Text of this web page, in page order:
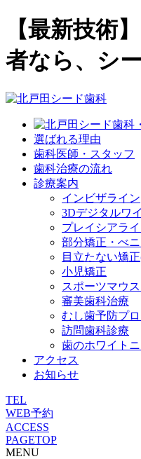
【最新技術
者なら、シ
選ばれる理由
歯科医師・スタッフ
歯科治療の流れ
診療案内
インビザライン
3Dデジタルワ
プレイシアラ
部分矯正・べ
目立たない矯
小児矯正
スポーツマウ
審美歯科治療
むし歯予防プ
訪問歯科診療
歯のホワイト
アクセス
お知らせ
TEL
WEB予約
ACCESS
PAGETOP
MENU